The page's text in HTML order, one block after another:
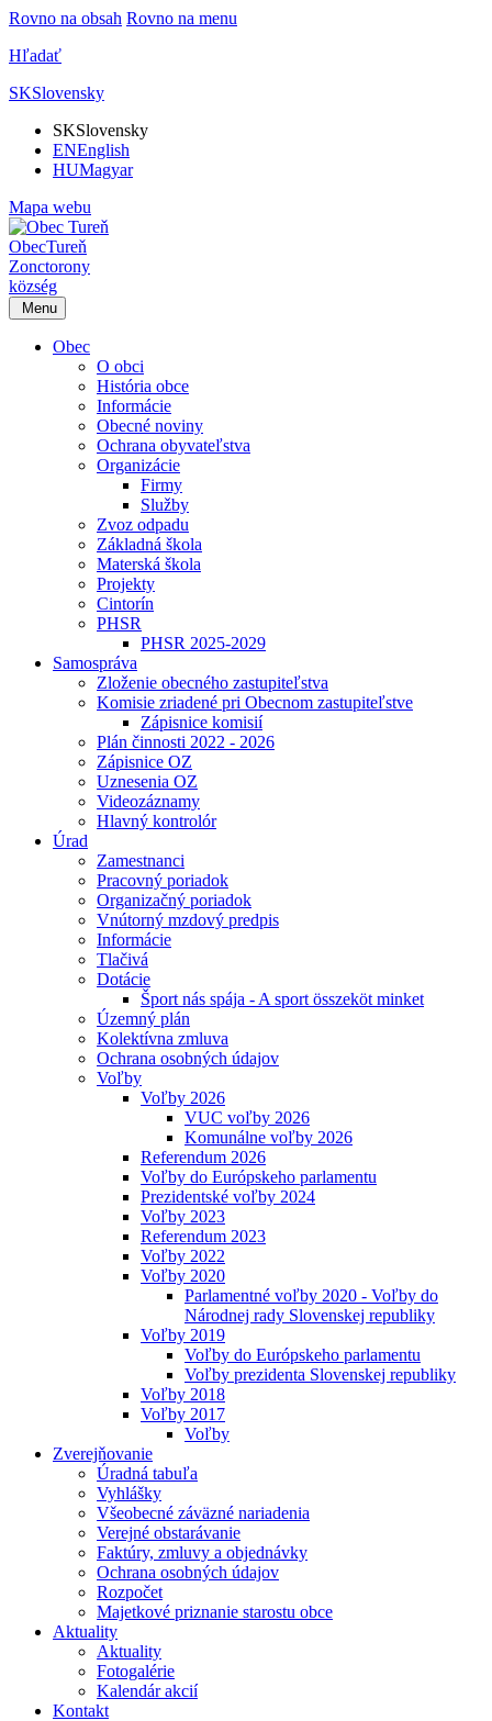
Rovno na obsah Rovno na menu
Hľadať
SKSlovensky
SKSlovensky
ENEnglish
HUMagyar
Mapa webu
ObecTureň
Zonctorony
község
Menu
Obec
O obci
História obce
Informácie
Obecné noviny
Ochrana obyvateľstva
Organizácie
Firmy
Služby
Zvoz odpadu
Základná škola
Materská škola
Projekty
Cintorín
PHSR
PHSR 2025-2029
Samospráva
Zloženie obecného zastupiteľstva
Komisie zriadené pri Obecnom zastupiteľstve
Zápisnice komisií
Plán činnosti 2022 - 2026
Zápisnice OZ
Uznesenia OZ
Videozáznamy
Hlavný kontrolór
Úrad
Zamestnanci
Pracovný poriadok
Organizačný poriadok
Vnútorný mzdový predpis
Informácie
Tlačivá
Dotácie
Šport nás spája - A sport összeköt minket
Územný plán
Kolektívna zmluva
Ochrana osobných údajov
Voľby
Voľby 2026
VUC voľby 2026
Komunálne voľby 2026
Referendum 2026
Voľby do Európskeho parlamentu
Prezidentské voľby 2024
Voľby 2023
Referendum 2023
Voľby 2022
Voľby 2020
Parlamentné voľby 2020 - Voľby do
Národnej rady Slovenskej republiky
Voľby 2019
Voľby do Európskeho parlamentu
Voľby prezidenta Slovenskej republiky
Voľby 2018
Voľby 2017
Voľby
Zverejňovanie
Úradná tabuľa
Vyhlášky
Všeobecné záväzné nariadenia
Verejné obstarávanie
Faktúry, zmluvy a objednávky
Ochrana osobných údajov
Rozpočet
Majetkové priznanie starostu obce
Aktuality
Aktuality
Fotogalérie
Kalendár akcií
Kontakt